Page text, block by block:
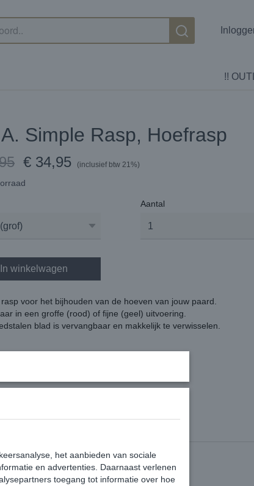
!!
Simple Rasp, Hoefrasp
€ 34,95 (inclusief btw 21%)
Aantal
In winkelwagen
voor het bijhouden van de hoeven van jouw paard.
in een groffe (rood) of fijne (geel) uitvoering.
blad is vervangbaar en makkelijk te verwisselen.
het aanbieden van sociale
en advertenties. Daarnaast verlenen
toegang tot informatie over hoe